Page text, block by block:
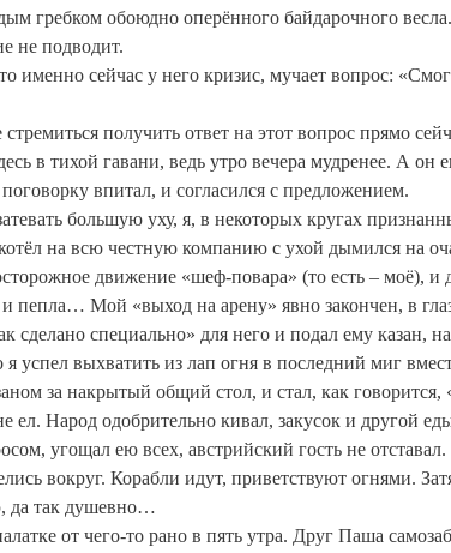
гребком обоюдно оперённого байдарочного
не подводит.
именно сейчас у него кризис, мучает вопрос:
получить ответ на этот вопрос прямо
в тихой гавани, ведь утро вечера мудренее. А
впитал, и согласился с предложением.
большую уху, я, в некоторых кругах
на всю честную компанию с ухой дымился на
движение «шеф-повара» (то есть – моё), и
Мой «выход на арену» явно закончен, в
сделано специально» для него и подал ему казан,
успел выхватить из лап огня в последний миг
за накрытый общий стол, и стал, как говорится,
ел. Народ одобрительно кивал, закусок и другой
угощал ею всех, австрийский гость не отставал.
вокруг. Корабли идут, приветствуют огнями.
да так душевно…
от чего-то рано в пять утра. Друг Паша